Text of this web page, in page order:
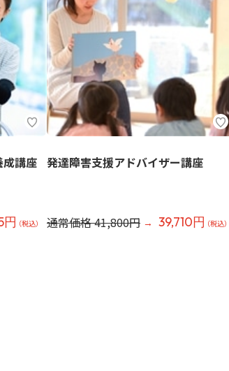
成講座
円
発達障害支援アドバイザー講座
39,710円
通常価格 41,800円